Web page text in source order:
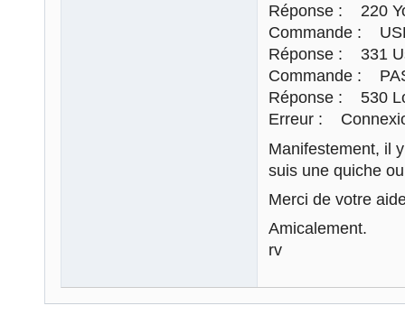
Réponse : 220
Commande :
Réponse : 331
Commande :
Réponse : 530
Erreur :
Manifestement, il
suis une quiche
Merci de votre
Amicalement.
rv